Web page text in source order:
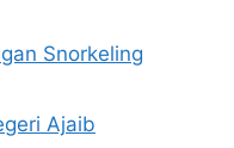
Snorkeling
Ajaib